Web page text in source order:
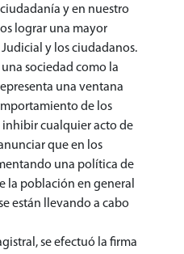
y en nuestro
lograr una mayor
y los ciudadanos.
sociedad como la
una ventana
de los
inhibir cualquier acto de
que en los
una política de
la población en general
están llevando a cabo
se efectuó la firma